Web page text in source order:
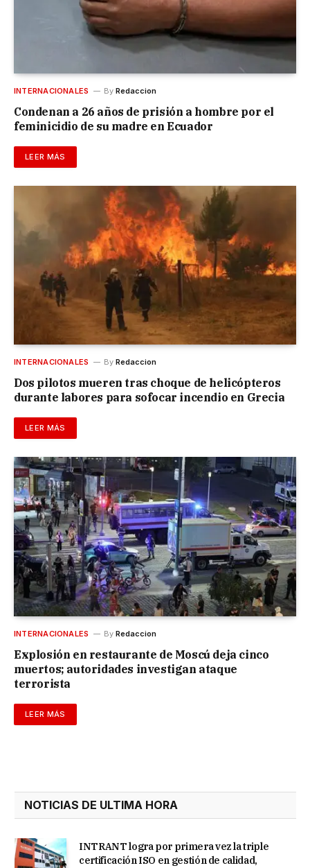
INTERNACIONALES By Redaccion
Condenan a 26 años de prisión a hombre por el
feminicidio de su madre en Ecuador
LEER MÁS
INTERNACIONALES By Redaccion
Dos pilotos mueren tras choque de helicópteros
durante labores para sofocar incendio en Grecia
LEER MÁS
INTERNACIONALES By Redaccion
Explosión en restaurante de Moscú deja cinco
muertos; autoridades investigan ataque
terrorista
LEER MÁS
NOTICIAS DE ULTIMA HORA
INTRANT logra por primera vez la triple
certificación ISO en gestión de calidad,